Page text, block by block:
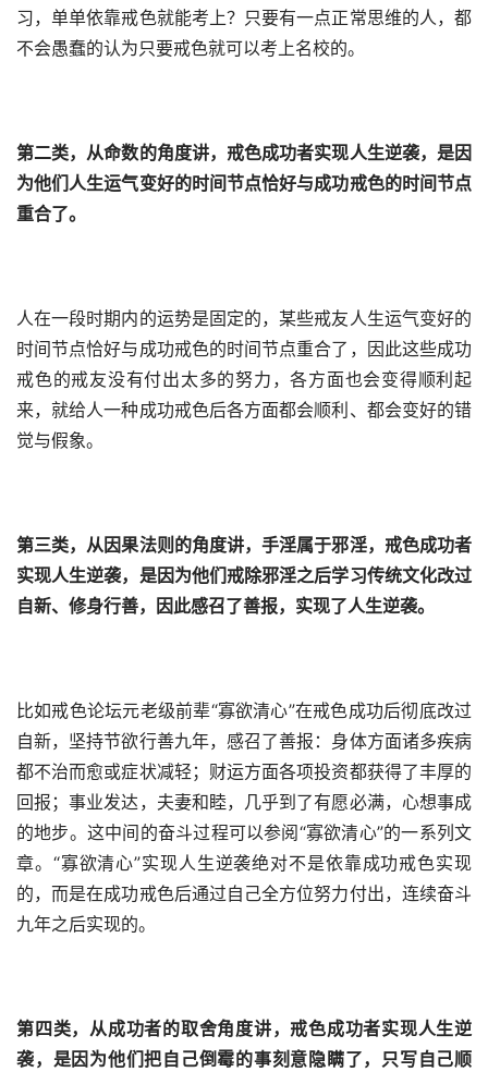
习，单单依靠戒色就能考上？只要有一点正常思维的人，都
不会愚蠢的认为只要戒色就可以考上名校的。
第二类， 从命数的角度讲， 戒色成功者实现人生逆袭，是因
为他们人生运气变好的时间节点恰好与成功戒色的时间节点
重合了。
人在一段时期内的运势是固定的，某些戒友人生运气变好的
时间节点恰好与成功戒色的时间节点重合了，因此这些成功
戒色的戒友没有付出太多的努力，各方面也会变得顺利起
来，就给人一种成功戒色后各方面都会顺利、都会变好的错
觉与假象。
第三类，从因果法则的角度讲，手淫属于邪淫，戒色成功者
实现人生逆袭，是因为他们戒除邪淫之后学习传统文化改过
自新、修身行善，因此感召了善报，实现了人生逆袭。
比如戒色论坛元老级前辈“寡欲清心”在戒色成功后彻底改过
自新，坚持节欲行善九年，感召了善报：身体方面诸多疾病
都不治而愈或症状减轻；财运方面各项投资都获得了丰厚的
回报；事业发达，夫妻和睦，几乎到了有愿必满，心想事成
的地步。这中间的奋斗过程可以参阅“寡欲清心”的一系列文
章。“寡欲清心”实现人生逆袭绝对不是依靠成功戒色实现
的，而是在成功戒色后通过自己全方位努力付出，连续奋斗
九年之后实现的。
第四类，从成功者的取舍角度讲，戒色成功者实现人生逆
袭，是因为他们把自己倒霉的事刻意隐瞒了，只写自己顺